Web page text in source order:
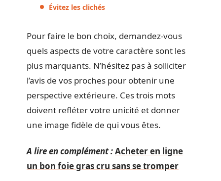
Évitez les clichés
Pour faire le bon choix, demandez-vous
quels aspects de votre caractère sont les
plus marquants. N’hésitez pas à solliciter
l’avis de vos proches pour obtenir une
perspective extérieure. Ces trois mots
doivent refléter votre unicité et donner
une image fidèle de qui vous êtes.
A lire en complément :Acheter en ligne
un bon foie gras cru sans se tromper